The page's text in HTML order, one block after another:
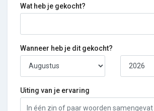
Wat heb je gekocht?
Wanneer heb je dit gekocht?
Uiting van je ervaring